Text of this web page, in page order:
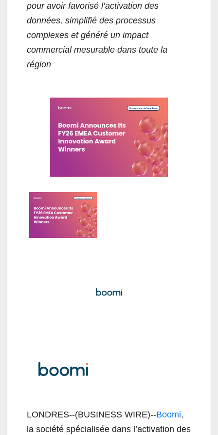
pour avoir favorisé l’activation des
données, simplifié des processus
complexes et généré un impact
commercial mesurable dans toute la
région
LONDRES--(BUSINESS WIRE)--Boomi,
la société spécialisée dans l’activation des